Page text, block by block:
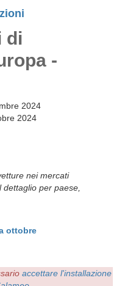
di
-
2024
2024
nei mercati
dettaglio per paese,
ottobre
accettare l'installazione